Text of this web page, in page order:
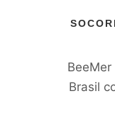
Brasil